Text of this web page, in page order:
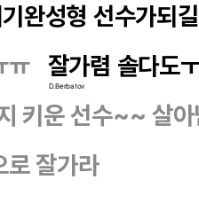
완성형 선수가되
ㅠ 잘가렴 솔다도
D.Berbatov
키운 선수~~ 살아
로 잘가라